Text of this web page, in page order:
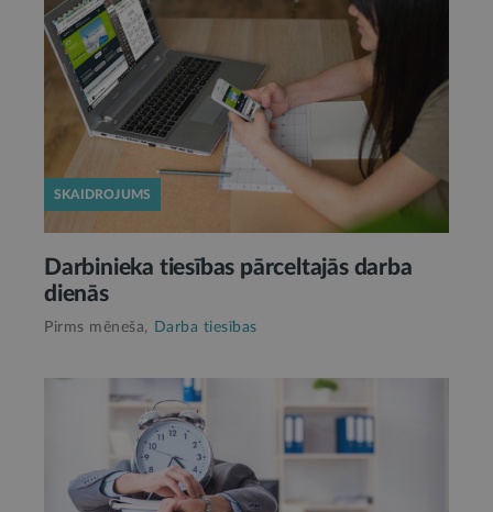
SKAIDROJUMS
Darbinieka tiesības pārceltajās darba
dienās
Pirms mēneša, Darba tiesības